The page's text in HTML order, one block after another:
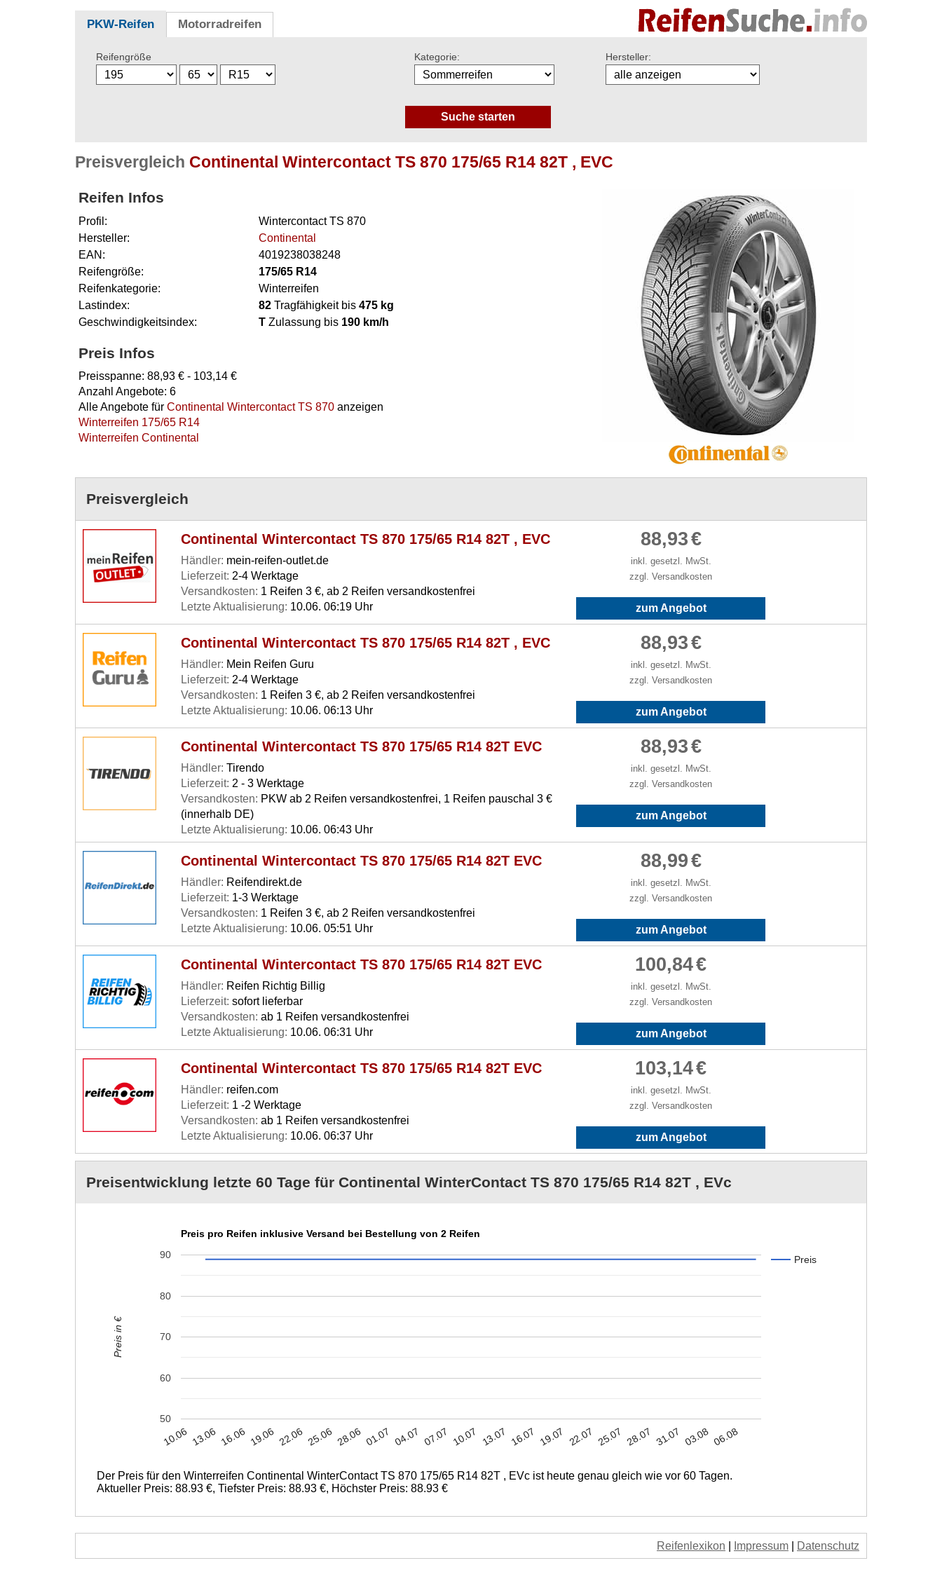
PKW-Reifen Motorradreifen
Reifengröße Kategorie: Hersteller:
Preisvergleich Continental Wintercontact TS 870 175/65 R14 82T , EVC
Reifen Infos
Profil:
Wintercontact TS 870
Hersteller:
Continental
EAN:
4019238038248
Reifengröße:
175/65 R14
Reifenkategorie:
Winterreifen
Lastindex:
82 Tragfähigkeit bis475 kg
Geschwindigkeitsindex:
T Zulassung bis 190 km/h
Preis Infos
Preisspanne: 88,93 € - 103,14 €
Anzahl Angebote: 6
Alle Angebote für Continental Wintercontact TS 870 anzeigen
Winterreifen 175/65 R14
Winterreifen Continental
Preisvergleich
Continental Wintercontact TS 870 175/65 R14 82T , EVC
Händler: mein-reifen-outlet.de
Lieferzeit: 2-4 Werktage
Versandkosten: 1 Reifen 3 €, ab 2 Reifen versandkostenfrei
Letzte Aktualisierung: 10.06. 06:19 Uhr
88,93€
inkl. gesetzl. MwSt.
zzgl. Versandkosten
zum Angebot
Continental Wintercontact TS 870 175/65 R14 82T , EVC
Händler: Mein Reifen Guru
Lieferzeit: 2-4 Werktage
Versandkosten: 1 Reifen 3 €, ab 2 Reifen versandkostenfrei
Letzte Aktualisierung: 10.06. 06:13 Uhr
88,93€
inkl. gesetzl. MwSt.
zzgl. Versandkosten
zum Angebot
Continental Wintercontact TS 870 175/65 R14 82T EVC
Händler: Tirendo
Lieferzeit: 2 - 3 Werktage
Versandkosten: PKW ab 2 Reifen versandkostenfrei, 1 Reifen pauschal 3 €
(innerhalb DE)
Letzte Aktualisierung: 10.06. 06:43 Uhr
88,93€
inkl. gesetzl. MwSt.
zzgl. Versandkosten
zum Angebot
Continental Wintercontact TS 870 175/65 R14 82T EVC
Händler: Reifendirekt.de
Lieferzeit: 1-3 Werktage
Versandkosten: 1 Reifen 3 €, ab 2 Reifen versandkostenfrei
Letzte Aktualisierung: 10.06. 05:51 Uhr
88,99€
inkl. gesetzl. MwSt.
zzgl. Versandkosten
zum Angebot
Continental Wintercontact TS 870 175/65 R14 82T EVC
Händler: Reifen Richtig Billig
Lieferzeit: sofort lieferbar
Versandkosten: ab 1 Reifen versandkostenfrei
Letzte Aktualisierung: 10.06. 06:31 Uhr
100,84€
inkl. gesetzl. MwSt.
zzgl. Versandkosten
zum Angebot
Continental Wintercontact TS 870 175/65 R14 82T EVC
Händler: reifen.com
Lieferzeit: 1 -2 Werktage
Versandkosten: ab 1 Reifen versandkostenfrei
Letzte Aktualisierung: 10.06. 06:37 Uhr
103,14€
inkl. gesetzl. MwSt.
zzgl. Versandkosten
zum Angebot
Preisentwicklung letzte 60 Tage für Continental WinterContact TS 870 175/65 R14 82T , EVc
Preis pro Reifen inklusive Versand bei Bestellung von 2 Reifen
Preis
10.06 13.06 16.06 19.06 22.06 25.06 28.06 01.07 04.07 07.07 10.07 13.07 16.07 19.07 22.07 25.07 28.07 31.07 03.08 06.08
50
60
70
80
90
Preis in €
Der Preis für den Winterreifen Continental WinterContact TS 870 175/65 R14 82T , EVc ist heute genau gleich wie vor 60 Tagen.
Aktueller Preis: 88.93 €, Tiefster Preis: 88.93 €, Höchster Preis: 88.93 €
Reifenlexikon Impressum Datenschutz